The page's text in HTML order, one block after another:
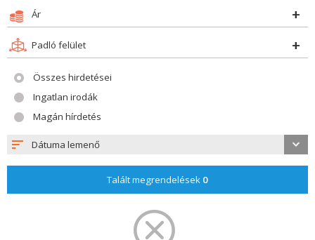
Ár
Padló felület
Összes hirdetései
Ingatlan irodák
Magán hírdetés
Dátuma lemenő
Talált megrendelések 0